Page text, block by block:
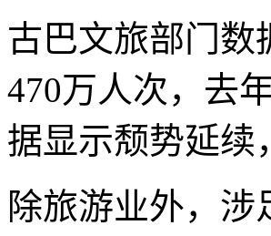
古巴文旅部门数
470万人次，去
据显示颓势延续
除旅游业外，